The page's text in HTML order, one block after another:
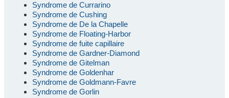
Syndrome de Currarino
Syndrome de Cushing
Syndrome de De la Chapelle
Syndrome de Floating-Harbor
Syndrome de fuite capillaire
Syndrome de Gardner-Diamond
Syndrome de Gitelman
Syndrome de Goldenhar
Syndrome de Goldmann-Favre
Syndrome de Gorlin